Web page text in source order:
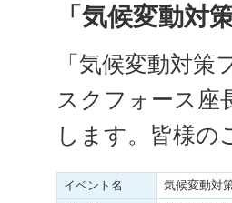
「気候変動対
「気候変動対
スクフォース座
します。皆様の
イベント名
気候変動対